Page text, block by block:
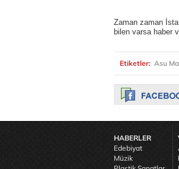
Zaman zaman
bilen varsa haber
Etiketler: Asu
HABERLER
Edebiyat
Müzik